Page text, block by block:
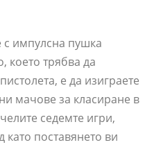
с импулсна пушка
което трябва да
е да изиграете
мачове за класиране в
седемте игри,
поставянето ви